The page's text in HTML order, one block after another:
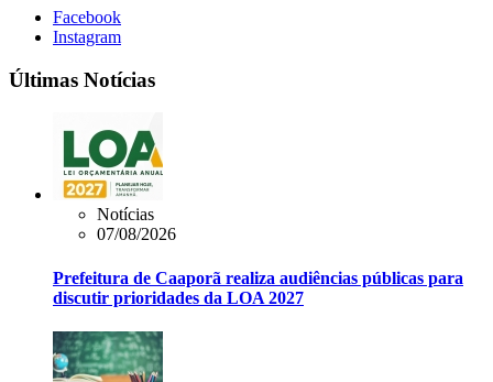
Facebook
Instagram
Últimas Notícias
Notícias
07/08/2026
Prefeitura de Caaporã realiza audiências públicas para
discutir prioridades da LOA 2027